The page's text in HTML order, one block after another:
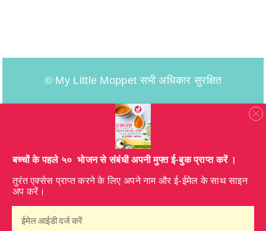
© My Little Moppet सभी अधिकार सुरक्षित
​बच्चों के पहले ५० भोजन से संबंधी अपनी मुफ्त ई-बुक प्राप्त करें ।
तुरंत एक्सेस प्राप्त करने के लिए अपने नाम और ई-ईमेल के साथ साइन
अप करें।